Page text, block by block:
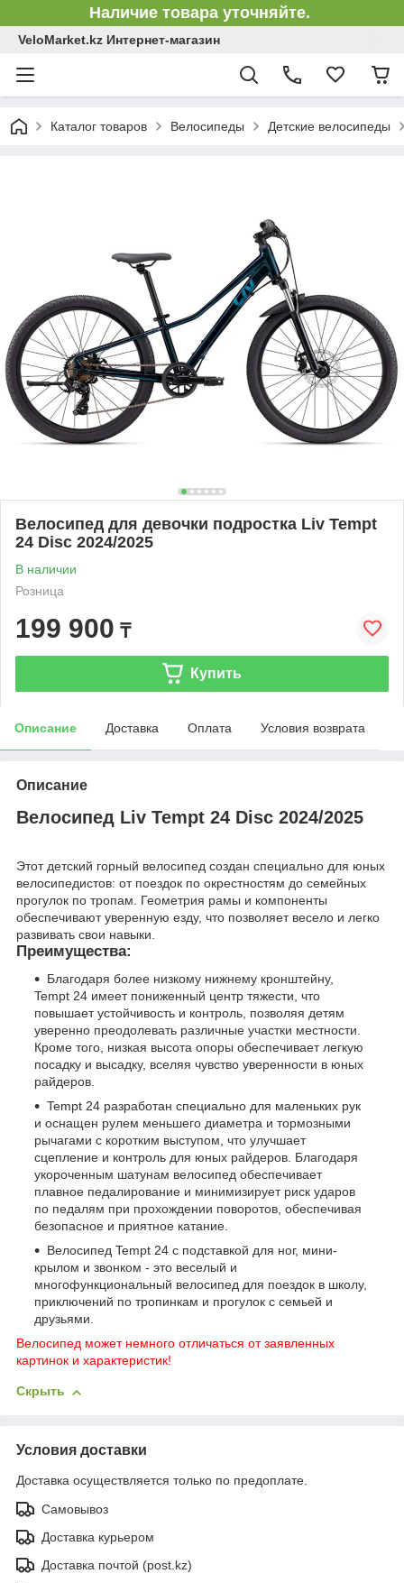
Наличие товара уточняйте.
VeloMarket.kz Интернет-магазин
Каталог товаров Велосипеды Детские велосипеды
Велосипед для девочки подростка Liv Tempt
24 Disc 2024/2025
В наличии
Розница
199 900 ₸
Купить
Описание Доставка Оплата Условия возврата
Описание
Велосипед Liv Tempt 24 Disc 2024/2025
Этот детский горный велосипед создан специально для юных
велосипедистов: от поездок по окрестностям до семейных
прогулок по тропам. Геометрия рамы и компоненты
обеспечивают уверенную езду, что позволяет весело и легко
развивать свои навыки.
Преимущества:
Благодаря более низкому нижнему кронштейну,
Tempt 24 имеет пониженный центр тяжести, что
повышает устойчивость и контроль, позволяя детям
уверенно преодолевать различные участки местности.
Кроме того, низкая высота опоры обеспечивает легкую
посадку и высадку, вселяя чувство уверенности в юных
райдеров.
Tempt 24 разработан специально для маленьких рук
и оснащен рулем меньшего диаметра и тормозными
рычагами с коротким выступом, что улучшает
сцепление и контроль для юных райдеров. Благодаря
укороченным шатунам велосипед обеспечивает
плавное педалирование и минимизирует риск ударов
по педалям при прохождении поворотов, обеспечивая
безопасное и приятное катание.
Велосипед Tempt 24 с подставкой для ног, мини-
крылом и звонком - это веселый и
многофункциональный велосипед для поездок в школу,
приключений по тропинкам и прогулок с семьей и
друзьями.
Велосипед может немного отличаться от заявленных
картинок и характеристик!
Скрыть
Условия доставки
Доставка осуществляется только по предоплате.
Самовывоз
Доставка курьером
Доставка почтой (post.kz)